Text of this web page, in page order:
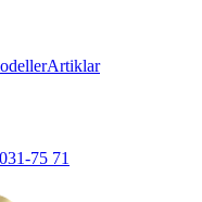
Artiklar
031-75 71